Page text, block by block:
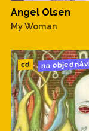
Angel Olsen
My Woman
cd na